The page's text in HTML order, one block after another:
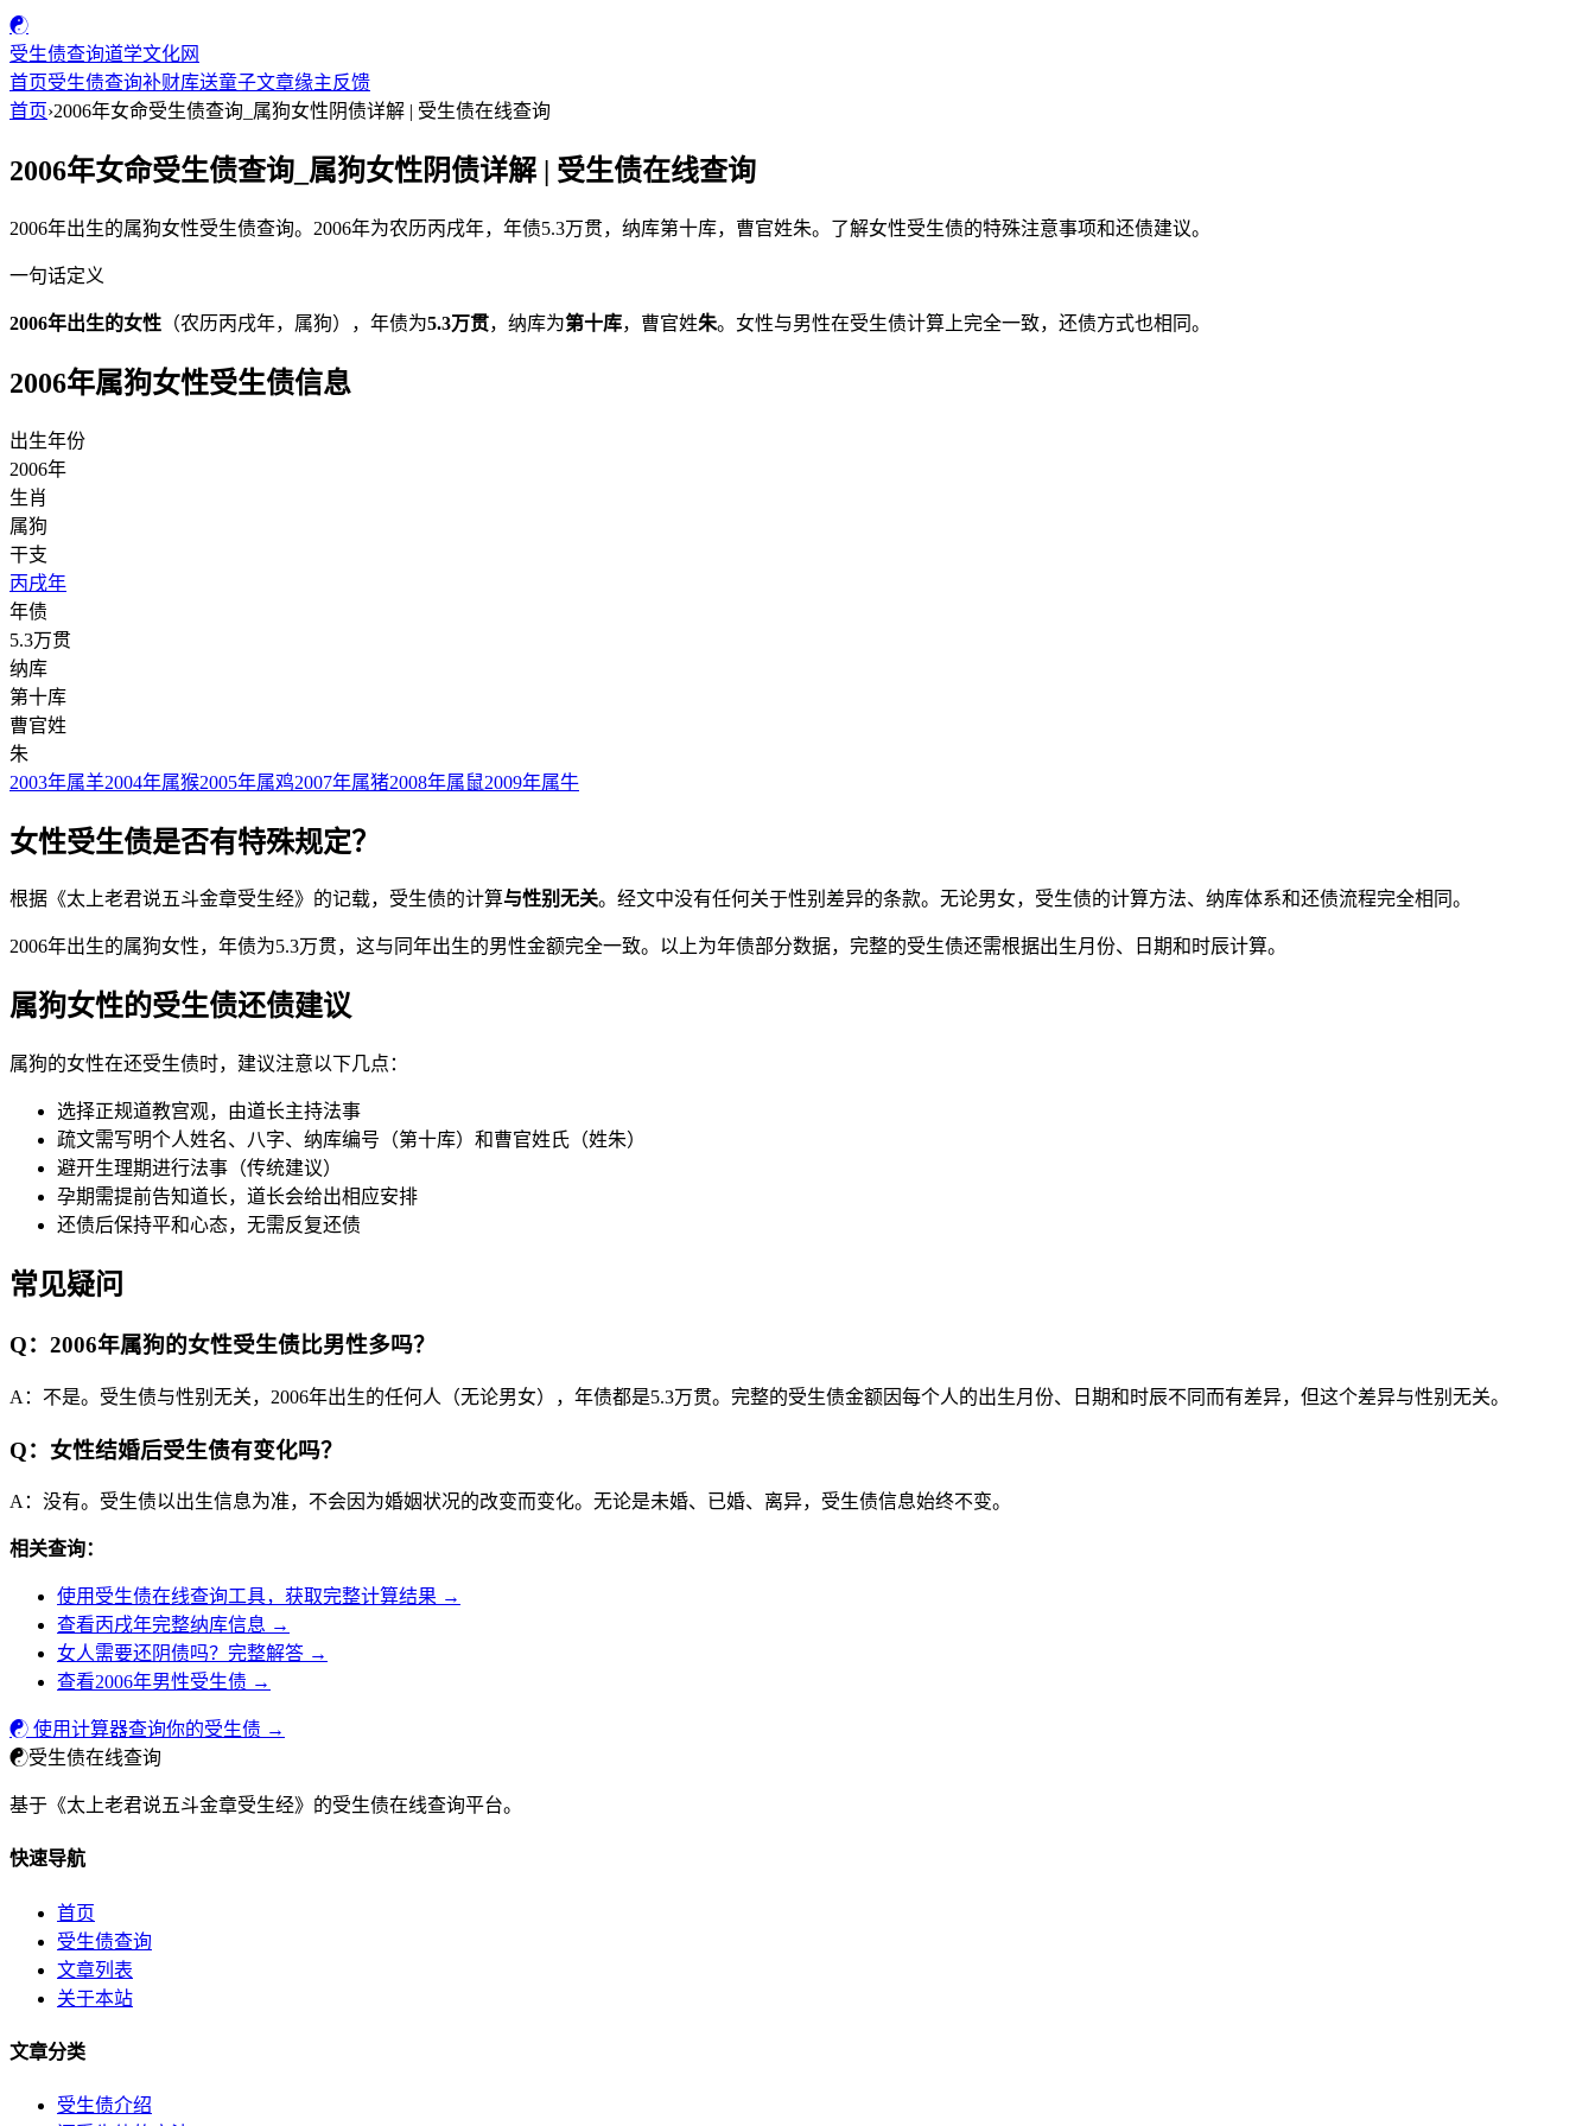
☯
受生债查询道学文化网
首页受生债查询补财库送童子文章缘主反馈
首页›2006年女命受生债查询_属狗女性阴债详解 | 受生债在线查询
2006年女命受生债查询_属狗女性阴债详解 | 受生债在线查询
2006年出生的属狗女性受生债查询。2006年为农历丙戌年，年债5.3万贯，纳库第十库，曹官姓朱。了解女性受生债的特殊注意事项和还债建议。
一句话定义
2006年出生的女性 （农历丙戌年，属狗），年债为5.3万贯，纳库为第十库，曹官姓朱。女性与男性在受生债计算上完全一致，还债方式也相同。
2006年属狗女性受生债信息
出生年份
2006年
生肖
属狗
干支
丙戌年
年债
5.3万贯
纳库
第十库
曹官姓
朱
2003年属羊2004年属猴2005年属鸡2007年属猪2008年属鼠2009年属牛
女性受生债是否有特殊规定？
根据《太上老君说五斗金章受生经》的记载，受生债的计算与性别无关。经文中没有任何关于性别差异的条款。无论男女，受生债的计算方法、纳库体系和还债流程完全相同。
2006年出生的属狗女性，年债为5.3万贯，这与同年出生的男性金额完全一致。以上为年债部分数据，完整的受生债还需根据出生月份、日期和时辰计算。
属狗女性的受生债还债建议
属狗的女性在还受生债时，建议注意以下几点：
选择正规道教宫观，由道长主持法事
疏文需写明个人姓名、八字、纳库编号（第十库）和曹官姓氏（姓朱）
避开生理期进行法事（传统建议）
孕期需提前告知道长，道长会给出相应安排
还债后保持平和心态，无需反复还债
常见疑问
Q：2006年属狗的女性受生债比男性多吗？
A：不是。受生债与性别无关，2006年出生的任何人（无论男女），年债都是5.3万贯。完整的受生债金额因每个人的出生月份、日期和时辰不同而有差异，但这个差异与性别无关。
Q：女性结婚后受生债有变化吗？
A：没有。受生债以出生信息为准，不会因为婚姻状况的改变而变化。无论是未婚、已婚、离异，受生债信息始终不变。
相关查询：
使用受生债在线查询工具，获取完整计算结果 →
查看丙戌年完整纳库信息 →
女人需要还阴债吗？完整解答 →
查看2006年男性受生债 →
☯ 使用计算器查询你的受生债 →
☯受生债在线查询
基于《太上老君说五斗金章受生经》的受生债在线查询平台。
快速导航
首页
受生债查询
文章列表
关于本站
文章分类
受生债介绍